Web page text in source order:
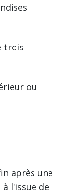
trois
ou
après une
l'issue de